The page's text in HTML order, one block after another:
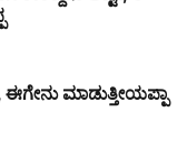
ಮಾಡುತ್ತೀಯಪ್ಪಾ